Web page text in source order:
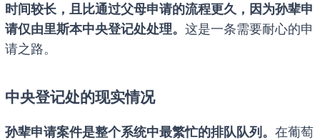
时间较长，且比通过父母申请的流程更久，因为孙辈申
请仅由里斯本中央登记处处理。 这是一条需要耐心的申
请之路。
中央登记处的现实情况
孙辈申请案件是整个系统中最繁忙的排队队列。 在葡萄